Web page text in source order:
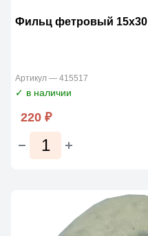
Фильц фетровый 15х30
Артикул — 415517
✓ в наличии
220 ₽